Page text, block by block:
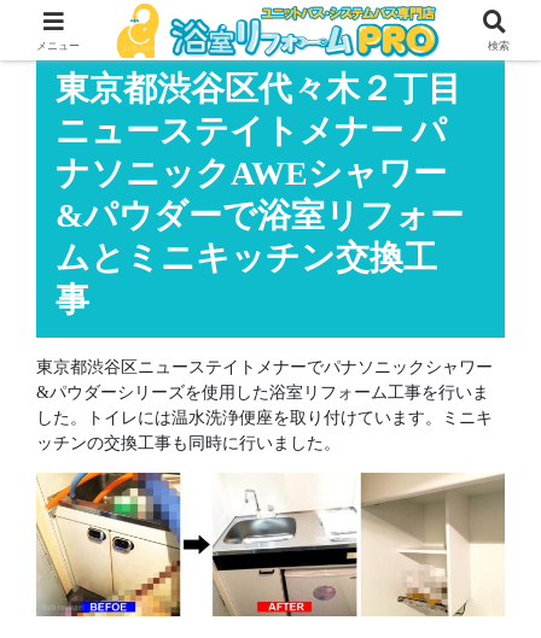
東京都渋谷区代々木２丁目
ニューステイトメナー パ
ナソニックAWEシャワー
&パウダーで浴室リフォー
ムとミニキッチン交換工
事
東京都渋谷区ニューステイトメナーでパナソニックシャワー
&パウダーシリーズを使用した浴室リフォーム工事を行いま
した。トイレには温水洗浄便座を取り付けています。ミニキ
ッチンの交換工事も同時に行いました。
メニュー 検索